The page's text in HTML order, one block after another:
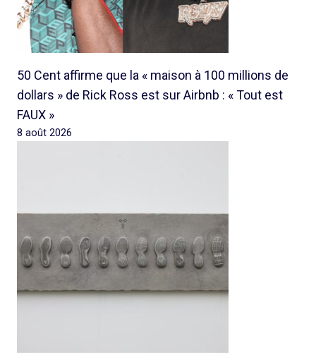
50 Cent affirme que la « maison à 100 millions de
dollars » de Rick Ross est sur Airbnb : « Tout est
FAUX »
8 août 2026